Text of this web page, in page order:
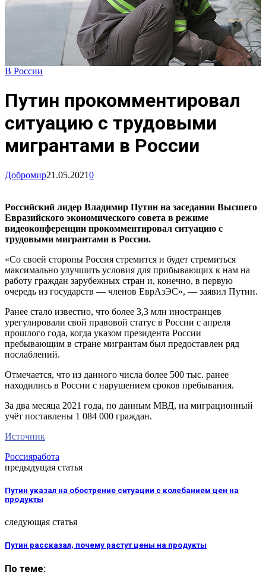
В России
Путин прокомментировал
ситуацию с трудовыми
мигрантами в России
Добромир21.05.20210
Российский лидер Владимир Путин на заседании Высшего
Евразийского экономического совета в режиме
видеоконференции прокомментировал ситуацию с
трудовыми мигрантами в России.
«Со своей стороны Россия стремится и будет стремиться
максимально улучшить условия для прибывающих к нам на
работу граждан зарубежных стран и, конечно, в первую
очередь из государств — членов ЕврАзЭС», — заявил Путин.
Ранее стало известно, что более 3,3 млн иностранцев
урегулировали свой правовой статус в России с апреля
прошлого года, когда указом президента России
пребывающим в стране мигрантам был предоставлен ряд
послаблений.
Отмечается, что из данного числа более 500 тыс. ранее
находились в России с нарушением сроков пребывания.
За два месяца 2021 года, по данным МВД, на миграционный
учёт поставлены 1 084 000 граждан.
Источник
Россияработа
предыдущая статья
Путин указал на обострение ситуации с колебанием цен на
продукты
следующая статья
Путин рассказал, почему растут цены на продукты
По теме: